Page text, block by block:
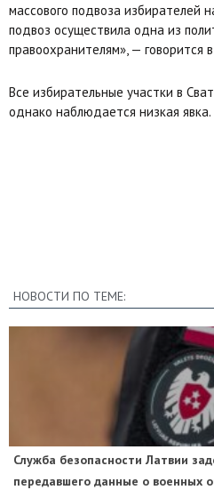
массового подвоза избирателей
подвоз осуществила одна из
правоохранителям», — говорится
Все избирательные участки в
однако наблюдается низкая явка.
НОВОСТИ ПО ТЕМЕ:
Служба безопасности Латвии
передавшего данные о военных